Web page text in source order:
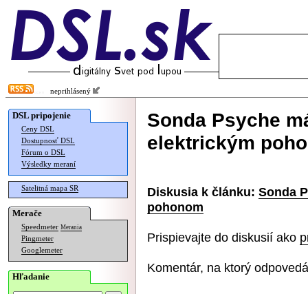
neprihlásený
DSL pripojenie
Ceny DSL
Dostupnosť DSL
Fórum o DSL
Výsledky meraní
Satelitná mapa SR
Merače
Speedmeter Merania
Pingmeter
Googlemeter
Hľadanie
Sonda Psyche
elektrickým
Diskusia k článku: Sonda
pohonom
Prispievajte do diskusií ako
Komentár, na ktorý